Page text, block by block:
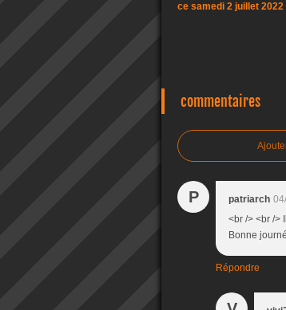
ce samedi 2 juillet 2022
commentaires
P patriarch
<br /> <br />
Bonne
Répondre